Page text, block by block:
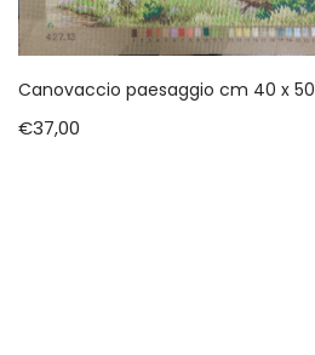
Canovaccio paesaggio cm 40 x 50
€37,00